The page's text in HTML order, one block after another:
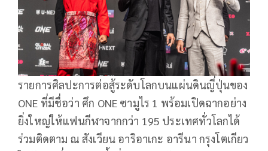
รายการศิลปะการต่อสู้ระดับโลกบนแผ่นดินญี่ปุ่นของ
ONE ที่มีชื่อว่า ศึก ONE ซามูไร 1 พร้อมเปิดฉากอย่าง
ยิ่งใหญ่ให้แฟนกีฬาจากกว่า 195 ประเทศทั่วโลกได้
ร่วมติดตาม ณ สังเวียน อาริอาเกะ อารีนา กรุงโตเกียว